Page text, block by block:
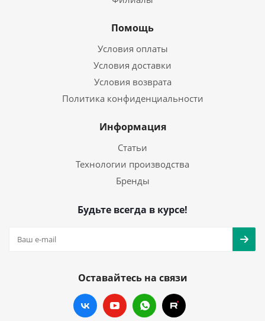
Помощь
Условия оплаты
Условия доставки
Условия возврата
Политика конфиденциальности
Информация
Статьи
Технологии производства
Бренды
Будьте всегда в курсе!
Оставайтесь на связи